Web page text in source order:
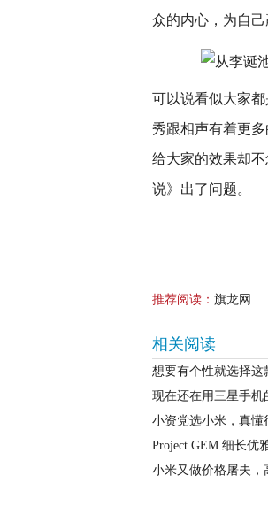
众的内心，为自
可以说看似大家
秀跟相声有着更
给大家的效果却
说》出了问题。
推荐阅读： 旗龙网
相关阅读
想要有个性就选择这
现在还在用三星手机
小资党选小米，真懂
Project GEM 细长优
小米又做价格屠夫